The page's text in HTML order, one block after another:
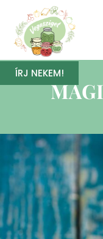
ÍRJ NEKEM!